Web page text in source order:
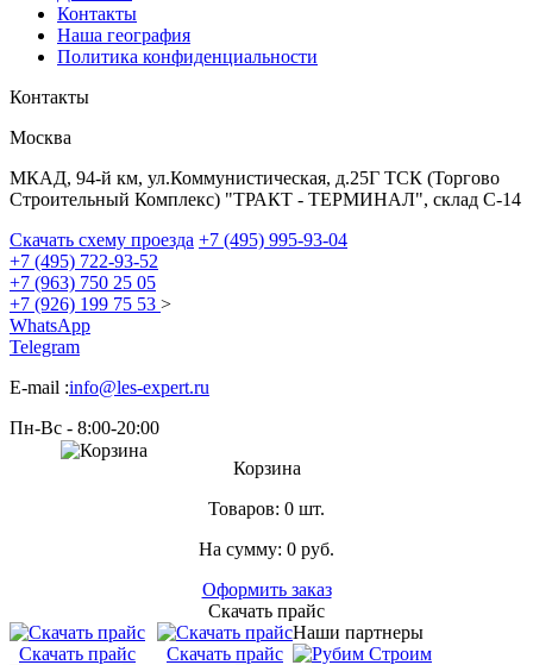
Контакты
Наша география
Политика конфиденциальности
Контакты
Москва
МКАД, 94-й км, ул.Коммунистическая, д.25Г ТСК (Торгово
Строительный Комплекс) "ТРАКТ - ТЕРМИНАЛ", склад С-14
Скачать схему проезда +7 (495) 995-93-04
+7 (495) 722-93-52
+7 (963) 750 25 05
+7 (926) 199 75 53 >
WhatsApp
Telegram
E-mail :info@les-expert.ru
Пн-Вс - 8:00-20:00
Корзина
Товаров: 0 шт.
На сумму: 0 руб.
Оформить заказ
Скачать прайс
Скачать прайс Скачать прайс
Наши партнеры